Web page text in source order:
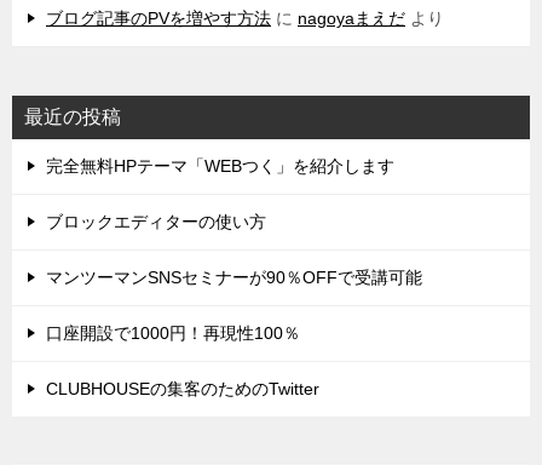
ブログ記事のPVを増やす方法 に nagoyaまえだ より
最近の投稿
完全無料HPテーマ「WEBつく」を紹介します
ブロックエディターの使い方
マンツーマンSNSセミナーが90％OFFで受講可能
口座開設で1000円！再現性100％
CLUBHOUSEの集客のためのTwitter